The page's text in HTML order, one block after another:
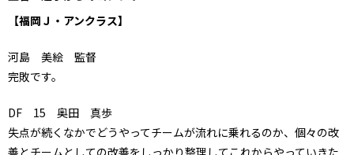
【福岡Ｊ・アンクラス】
河島 美絵 監督
完敗です。
DF 15 奥田 真歩
失点が続くなかでどうやってチームが流れに乗れるのか、個々の改